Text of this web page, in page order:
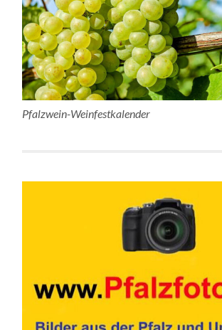
Pfalzwein-Weinfestkalender